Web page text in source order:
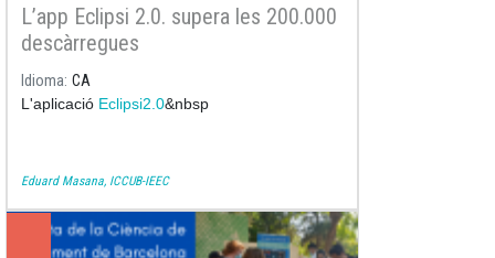
L’app Eclipsi 2.0. supera les 200.000
descàrregues
Idioma CA
L'aplicació Eclipsi2.0&nbsp
Eduard Masana, ICCUB-IEEC